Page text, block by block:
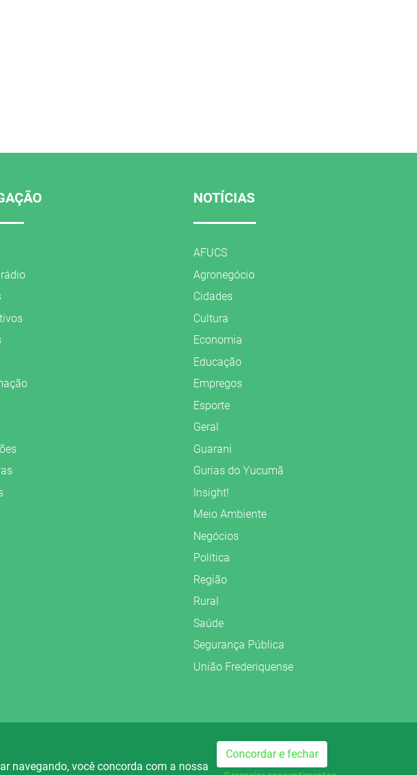
NOTÍCIAS
AFUCS
Agronegócio
Cidades
Cultura
Economia
Educação
Empregos
Esporte
Geral
Guarani
Gurias do Yucumã
Insight!
Meio Ambiente
Negócios
Política
Região
Rural
Saúde
Segurança Pública
União Frederiquense
Preparado no
Rádio Palmeira FM Rádio Palmeira AM
navegando, você concorda com a nossa
Concordar e fechar